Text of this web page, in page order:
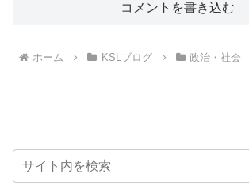
コメントを書き込む
ホーム KSLブログ 政治・社会